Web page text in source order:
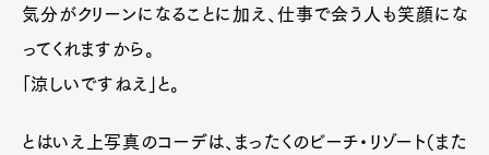
気分がクリーンになることに加え、仕事で会う人も笑顔にな
ってくれますから。
「涼しいですねえ」と。
とはいえ上写真のコーデは、まったくのビーチ・リゾート（また